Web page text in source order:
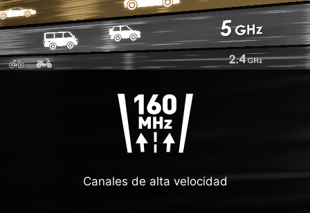
Canales de alta velocidad